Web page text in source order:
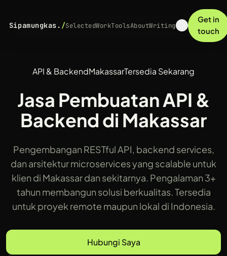
Sipamungkas. /SelectedWorkToolsAboutWriting
Get in
touch
API & BackendMakassarTersedia Sekarang
Jasa Pembuatan API &
Backend di Makassar
Pengembangan RESTful API, backend services,
dan arsitektur microservices yang scalable untuk
klien di Makassar dan sekitarnya. Pengalaman 3+
tahun membangun solusi berkualitas. Tersedia
untuk proyek remote maupun lokal di Indonesia.
Hubungi Saya